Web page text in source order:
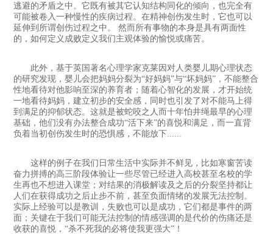
逃避的矛盾之中。它既有被其它认知结构同化的倾向，也完全有
可能被卷入一种慢性的疾病过程。在精神创伤发生时，它也可以
延伸到所谓创伤过程之中。 然而所有事物的本身是具有两面性
的，如何定义成败定义我们主观体验的愉悦或痛苦。
此外，基于英国著名心理学家克莱因对人类婴儿期心理状态
的研究发现，婴儿会把妈妈分裂为“好妈妈”与“坏妈妈”，不能整合
性地看待对他影响至深的养育者；随着心智化的发展，才开始统
一地看待妈妈，建立初步的安全感，同时也引发了对不能马上得
到满足的抑郁状态。这就是被蛇咬之人而十年怕井绳最早的心理
基础，他们没有办法整合成功“活下来”的喜悦和满足，而一直背
负着当初创伤发生时的恐惧感，不能放下......
这样的例子在我们日常生活中实际并不鲜见，比如寒窗苦读
奋力拼搏的高三阶段体验让一些尽管已经进入高校甚至名校的学
生再也不想进入课堂；对结果的消极解读及之后的分裂坚持都让
人们在获得成功之后止步不前，甚至负面情绪的发展无法控制。
实际上经验可以是教训，失败也可以是成功，它们都是事件的两
面；关键在于我们可能无法控制的情感强调的是代价的伤痛还是
收获的喜悦，“杀不死我的必将使我更强大”！